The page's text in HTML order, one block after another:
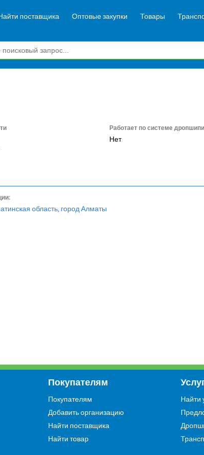
поставщика Оптовые закупки Товары
Работает по системе
Нет
область, город Алматы
Покупателям
Покупателям
Добавить организацию
Найти поставщика
Найти товар
Найти